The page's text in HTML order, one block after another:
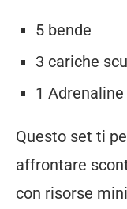
5 bende
3 cariche
1
Questo set ti
affrontare
con risorse